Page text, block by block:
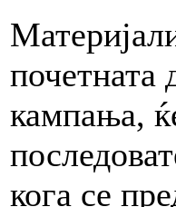
почетната
кампања,
кога се